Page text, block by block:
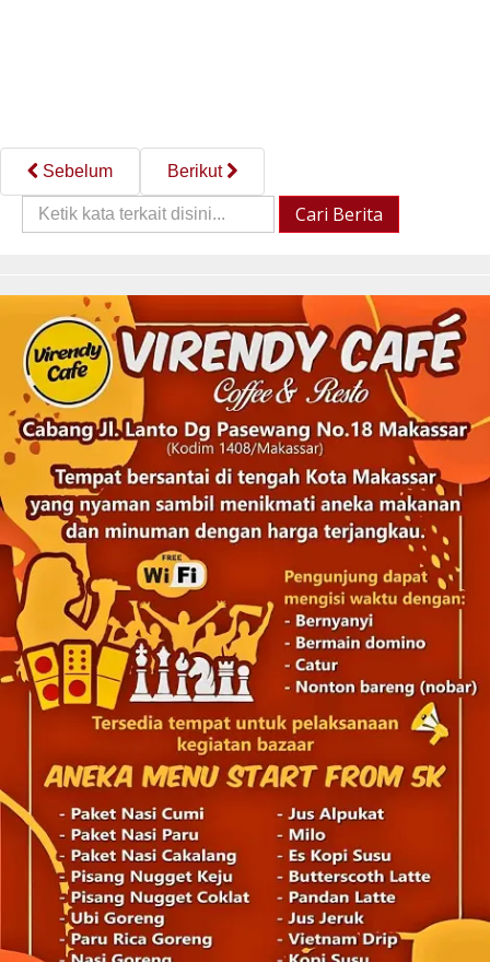
Sebelum
Berikut
Cari
Berita::
Cari Berita